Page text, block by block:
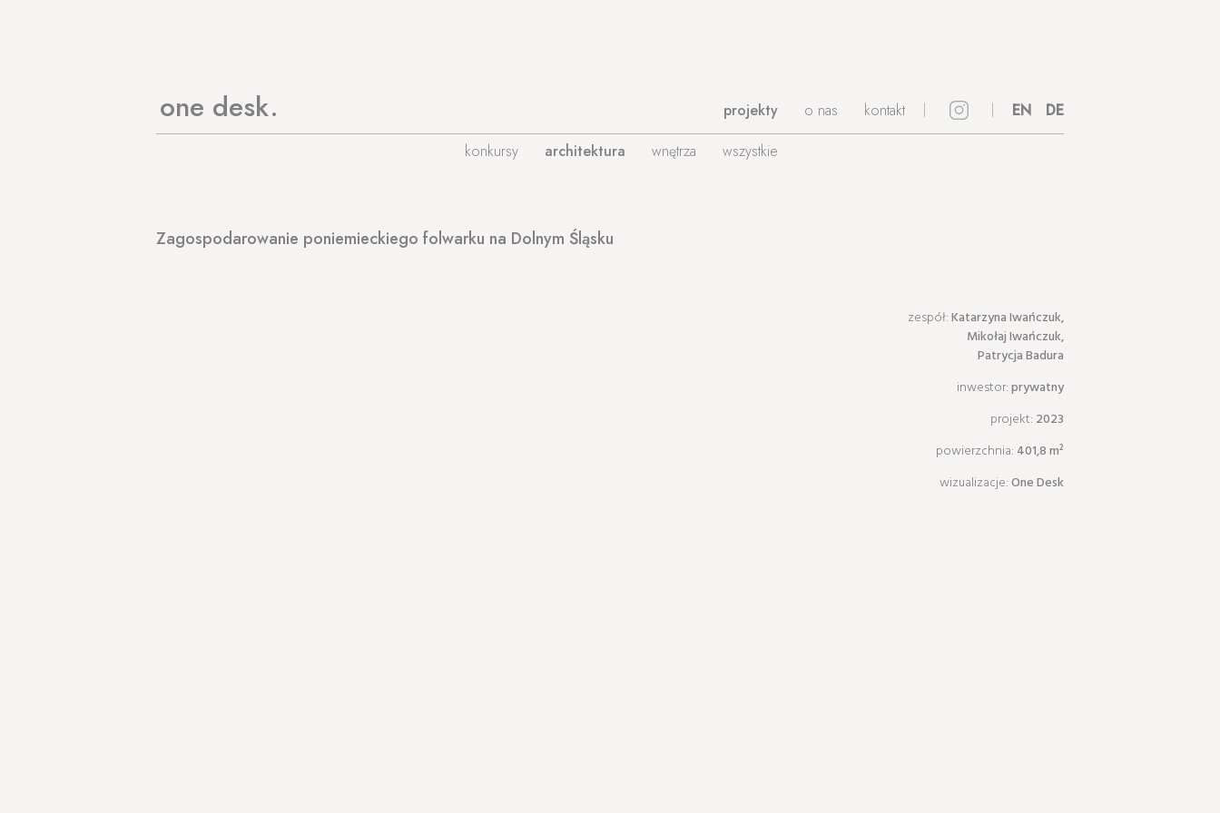
one desk
projekty
konkursy
architektura wnętrza wszystkie
o nas kontakt instagram
EN DE
Zagospodarowanie poniemieckiego folwarku na Dolnym Śląsku
zespół:Katarzyna Iwańczuk,
Mikołaj Iwańczuk,
Patrycja Badura
inwestor:prywatny
projekt: 2023
powierzchnia: 401,8 m²
wizualizacje:One Desk